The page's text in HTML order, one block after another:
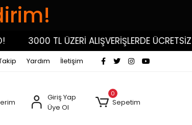
3000 TL ÜZERİ ALIŞVERİŞLERDE ÜCRETSİZ
Yardım İletişim
Giriş Yap
Üye Ol
0
Sepetim